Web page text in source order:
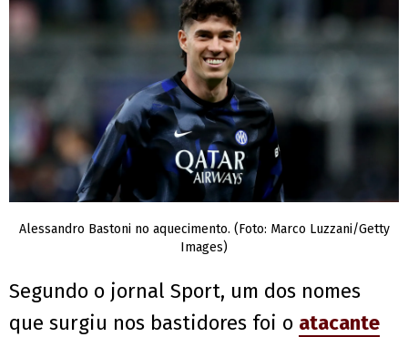
Alessandro Bastoni no aquecimento. (Foto: Marco Luzzani/Getty
Images)
Segundo o jornal Sport, um dos nomes
que surgiu nos bastidores foi o atacante